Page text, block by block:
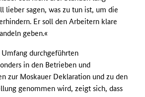
lieber sagen, was zu tun ist, um die
Er soll den Arbeitern klare
geben.«
durchgeführten
in den Betrieben und
zur Moskauer Deklaration und zu den
genommen wird, zeigt sich, dass